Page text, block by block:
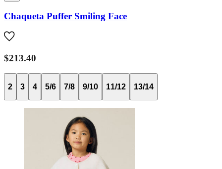
Chaqueta Puffer Smiling Face
$213.40
2 3 4 5/6 7/8 9/10 11/12 13/14